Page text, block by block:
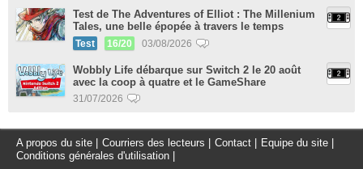
Test de The Adventures of Elliot : The Millenium
Tales, une belle épopée à travers le temps
Test 16/20 03/08/2026
Wobbly Life débarque sur Switch 2 le 20 août
avec la coop à quatre et le GameShare
31/07/2026
A propos du site Courriers des lecteurs Contact Equipe du site
Conditions générales d'utilisation